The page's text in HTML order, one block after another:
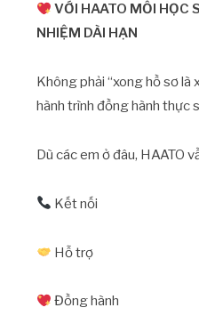
VỚI HAATO MỖI HỌC
NHIỆM DÀI HẠN
Không phải “xong hồ sơ là
hành trình đồng hành thực
Dù các em ở đâu, HAATO
Kết nối
Hỗ trợ
Đồng hành